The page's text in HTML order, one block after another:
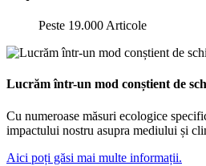
Peste 19.000 Articole
Lucrăm într-un mod conștient de
Cu numeroase măsuri ecologice
impactului nostru asupra mediului și
Aici poți găsi mai multe informații.